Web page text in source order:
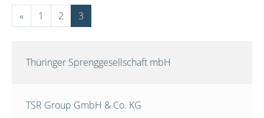
« 1 2 3
Thüringer Sprenggesellschaft mbH
TSR Group GmbH & Co. KG